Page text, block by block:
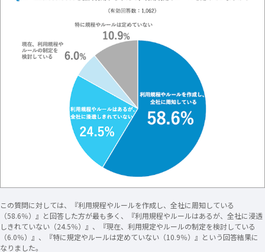
この質問に対しては、『利用規程やルールを作成し、全社に周知している
（58.6％）』と回答した方が最も多く、『利用規程やルールはあるが、全社に浸透
しきれていない（24.5％）』、『現在、利用規定やルールの制定を検討している
（6.0％）』、『特に規定やルールは定めていない（10.9％）』という回答結果に
なりました。